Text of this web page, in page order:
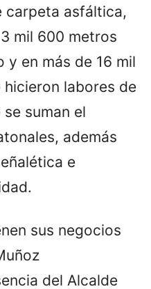
carpeta asfáltica,
mil 600 metros
y en más de 16 mil
labores de
suman el
además
e
sus negocios
del Alcalde